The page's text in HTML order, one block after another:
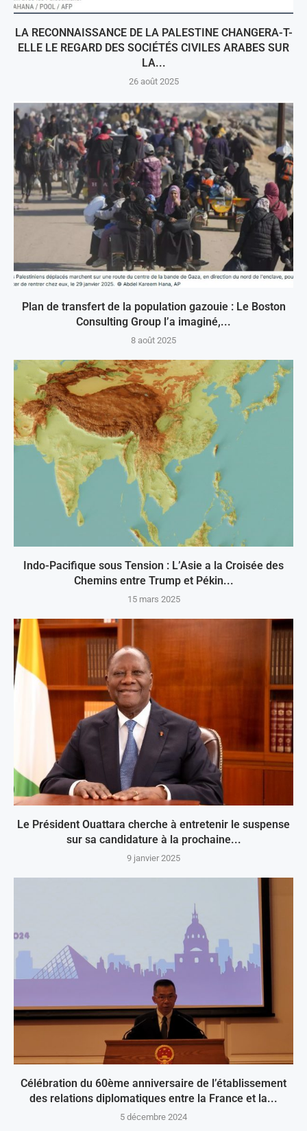
LA RECONNAISSANCE DE LA PALESTINE CHANGERA-T-
ELLE LE REGARD DES SOCIÉTÉS CIVILES ARABES SUR
LA...
26 août 2025
Plan de transfert de la population gazouie : Le Boston
Consulting Group l’a imaginé,...
8 août 2025
Indo-Pacifique sous Tension : L’Asie a la Croisée des
Chemins entre Trump et Pékin...
15 mars 2025
Le Président Ouattara cherche à entretenir le suspense
sur sa candidature à la prochaine...
9 janvier 2025
Célébration du 60ème anniversaire de l’établissement
des relations diplomatiques entre la France et la...
5 décembre 2024